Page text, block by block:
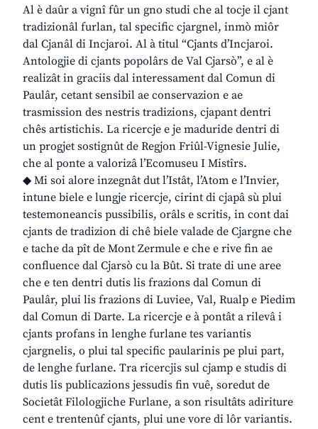
Al è daûr a vignî fûr un gno studi che al tocje il cjant
tradizionâl furlan, tal specific cjargnel, inmò miôr
dal Cjanâl di Incjaroi. Al à titul “Cjants d’Incjaroi.
Antologjie di cjants popolârs de Val Cjarsò”, e al è
realizât in graciis dal interessament dal Comun di
Paulâr, cetant sensibil ae conservazion e ae
trasmission des nestris tradizions, cjapant dentri
chês artistichis. La ricercje e je maduride dentri di
un progjet sostignût de Regjon Friûl-Vignesie Julie,
che al ponte a valorizâ l’Ecomuseu I Mistîrs.
◆ Mi soi alore inzegnât dut l’Istât, l’Atom e l’Invier,
intune biele e lungje ricercje, cirint di cjapâ sù plui
testemoneancis pussibilis, orâls e scritis, in cont dai
cjants de tradizion di chê biele valade de Cjargne che
e tache da pît de Mont Zermule e che e rive fin ae
confluence dal Cjarsò cu la Bût. Si trate di une aree
che e ten dentri dutis lis frazions dal Comun di
Paulâr, plui lis frazions di Luviee, Val, Rualp e Piedim
dal Comun di Darte. La ricercje e à pontât a rilevâ i
cjants profans in lenghe furlane tes variantis
cjargnelis, o plui tal specific paularinis pe plui part,
de lenghe furlane. Tra ricercjis sul cjamp e studis di
dutis lis publicazions jessudis fin vuê, soredut de
Societât Filologjiche Furlane, a son risultâts adiriture
cent e trentenûf cjants, plui une vore di lôr variantis.